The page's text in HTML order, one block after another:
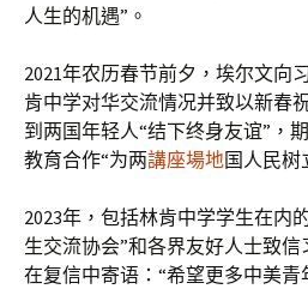
人生的机遇”。
2021年农历春节前夕，埃尔文向
肯中学对华交流情况并致以新春
到两国年轻人“结下终身友谊”，
教育合作“为两講座場地国人民树
2023年，包括林肯中学学生在内
生交流协会”和各界友好人士致
在复信中寄语：“希望更多中美青